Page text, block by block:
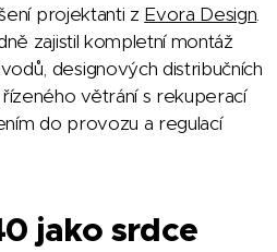
projektanti z Evora Design.
zajistil kompletní montáž
designových distribučních
větrání s rekuperací
do provozu a regulací
jako srdce